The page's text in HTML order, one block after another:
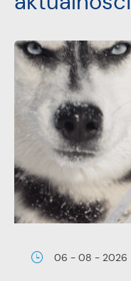
06 - 08 - 2026